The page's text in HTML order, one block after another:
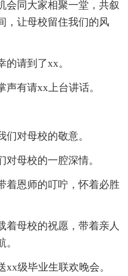
会同大家相聚一堂，共叙
，让母校留住我们的风
的请到了xx。
声有请xx上台讲话。
对母校的敬意。
母校的一腔深情。
着恩师的叮咛，怀着必胜
着母校的祝愿，带着亲人
级毕业生联欢晚会。